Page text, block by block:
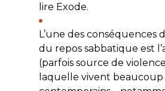
lire Exode.
L’une des conséquences
du repos sabbatique est
(parfois source de
laquelle vivent beaucoup